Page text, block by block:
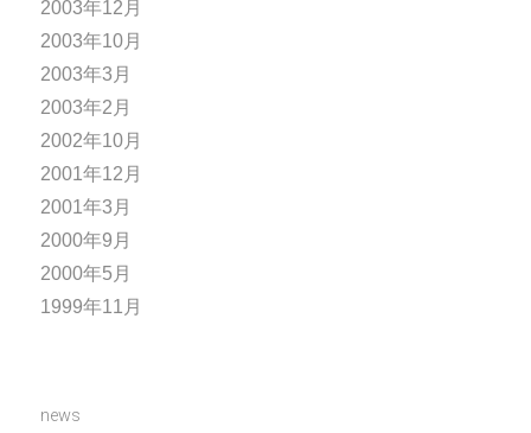
2003年12月
2003年10月
2003年3月
2003年2月
2002年10月
2001年12月
2001年3月
2000年9月
2000年5月
1999年11月
news